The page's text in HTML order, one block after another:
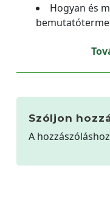
Hogyan és
Szóljon
A hozzászóláshoz